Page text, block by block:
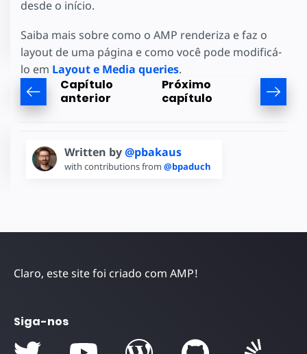
desde o início.
Saiba mais sobre como o AMP renderiza e faz o
layout de uma página e como você pode modificá-
lo em Layout e Media queries.
Capítulo
anterior
Próximo
capítulo
Written by@pbakaus
with contributions from @bpaduch
Claro, este site foi criado com AMP!
Siga-nos